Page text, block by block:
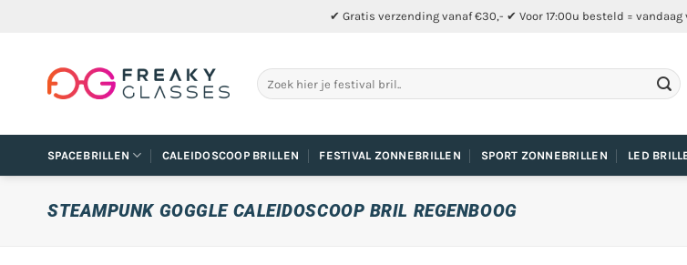
✔ Gratis verzending vanaf €30,- ✔ Voor 17:00u besteld =
Zoeken
naar:
SPACEBRILLEN CALEIDOSCOOP BRILLEN FESTIVAL ZONNEBRILLEN SPORT ZONNEBRILLEN LED
STEAMPUNK GOGGLE CALEIDOSCOOP BRIL REGENBOOG